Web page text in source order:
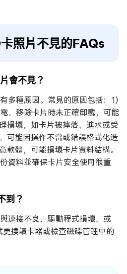
照片不見的FAQs
會不見？
多種原因。常見的原因包括：1)
、移除卡片時未正確卸載，可能
損壞，如卡片被摔落、進水或受
可能因操作不當或錯誤格式化造
軟體，可能損壞卡片資料結構。
資料並確保卡片安全使用很重
到？
連接不良、驅動程式損壞、或
換讀卡器或檢查磁碟管理中的